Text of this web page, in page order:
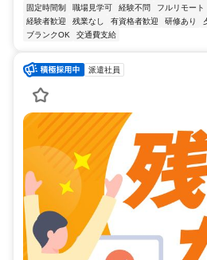
固定時間制
職場見学可 経験不問 フルリモート
経験者歓迎
残業なし 有資格者歓迎 研修あり
ブランクOK
交通費支給
派遣社員